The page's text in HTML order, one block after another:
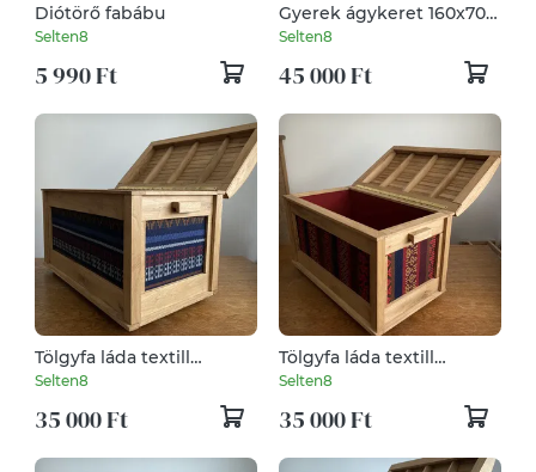
Diótörő fabábu
Selten8
5 990 Ft
Gyerek ágykeret 160x70
cm
Selten8
45 000 Ft
Tölgyfa láda textill
oldalbetétekkel
Selten8
35 000 Ft
Tölgyfa láda textill
oldalbetétekkel
Selten8
35 000 Ft